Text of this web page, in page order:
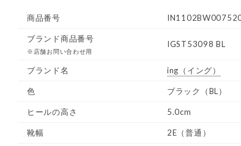
商品番号
ブランド商品番号
※店舗お問い合わせ用
IGST53098 BL
ブランド名 ing （イング）
色 ブラック（BL）
ヒールの高さ 5.0cm
靴幅 2E（普通）